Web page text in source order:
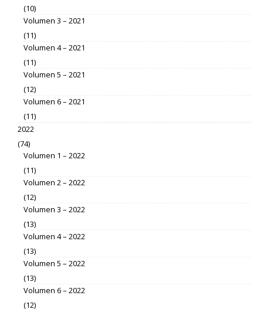
(10)
Volumen 3 – 2021
(11)
Volumen 4 – 2021
(11)
Volumen 5 – 2021
(12)
Volumen 6 – 2021
(11)
2022
(74)
Volumen 1 – 2022
(11)
Volumen 2 – 2022
(12)
Volumen 3 – 2022
(13)
Volumen 4 – 2022
(13)
Volumen 5 – 2022
(13)
Volumen 6 – 2022
(12)